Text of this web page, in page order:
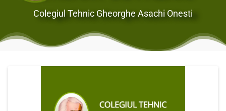
Colegiul Tehnic Gheorghe Asachi Onesti